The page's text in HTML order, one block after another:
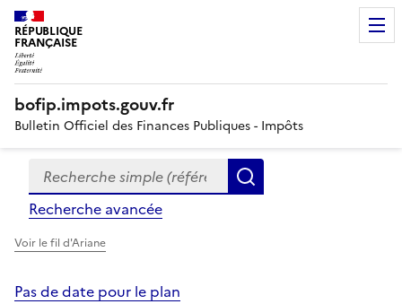
RÉPUBLIQUE
FRANÇAISE
bofip.impots.gouv.fr
Bulletin Officiel des Finances Publiques - Impôts
Formulaire
de
recherche
Recherche simple (références, mots clés, partie du
Recherche avancée
Voir le fil d'Ariane
Pas de date pour le plan